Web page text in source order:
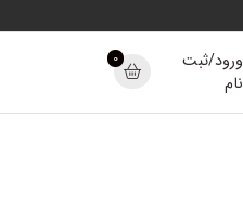
ورود/ثبت
نام
0